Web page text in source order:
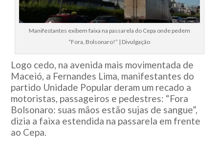
Manifestantes exibem faixa na passarela do Cepa onde pedem
“Fora, Bolsonaro!” | Divulgação
Logo cedo, na avenida mais movimentada de
Maceió, a Fernandes Lima, manifestantes do
partido Unidade Popular deram um recado a
motoristas, passageiros e pedestres: “Fora
Bolsonaro: suas mãos estão sujas de sangue”,
dizia a faixa estendida na passarela em frente
ao Cepa.